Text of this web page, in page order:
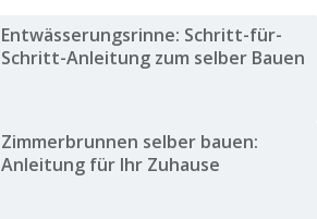
Entwässerungsrinne: Schritt-für-
Schritt-Anleitung zum selber Bauen
Zimmerbrunnen selber bauen:
Anleitung für Ihr Zuhause